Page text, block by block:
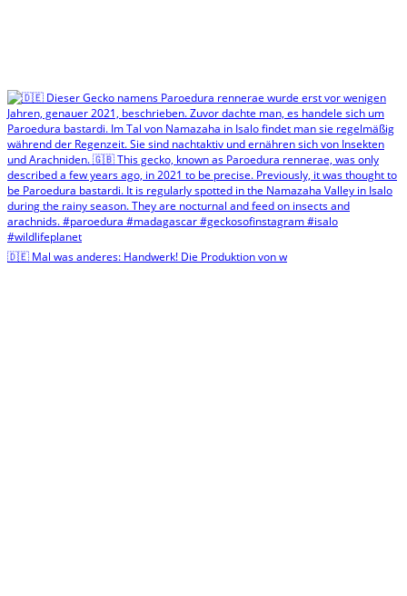
🇩🇪 Mal was anderes: Handwerk! Die Produktion von w